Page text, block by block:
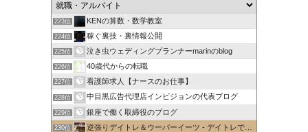
223位 KENの算数・数学教室
224位 稼ぐ裏技・裏情報公開
225位 泣き虫ウェディングプランナーmarinのblog
226位 40歳代からの転職
227位 看護師求人【ナースのお仕事】
228位 中目黒広告代理店インビジョンの代表ブログ
229位 銀座で働く取締役のブログ
230位 逆張りデイトレ＆ウーバーイーツ - デイトレで1日1万円稼ぐ